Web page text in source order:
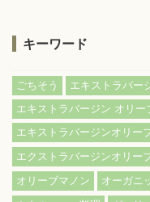
キーワード
ごちそう エキストラバー
エキストラバージン オリー
エキストラバージンオリー
エクストラバージンオリー
オリーブマノン
オーガニ